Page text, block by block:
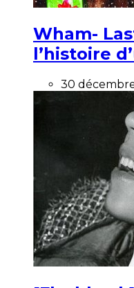
Wham-
l’histoire
30